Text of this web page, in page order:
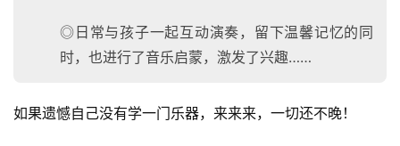
◎日常与孩子一起互动演奏，留下温馨记忆的同
时，也进行了音乐启蒙，激发了兴趣……
如果遗憾自己没有学一门乐器，来来来，一切还不晚！